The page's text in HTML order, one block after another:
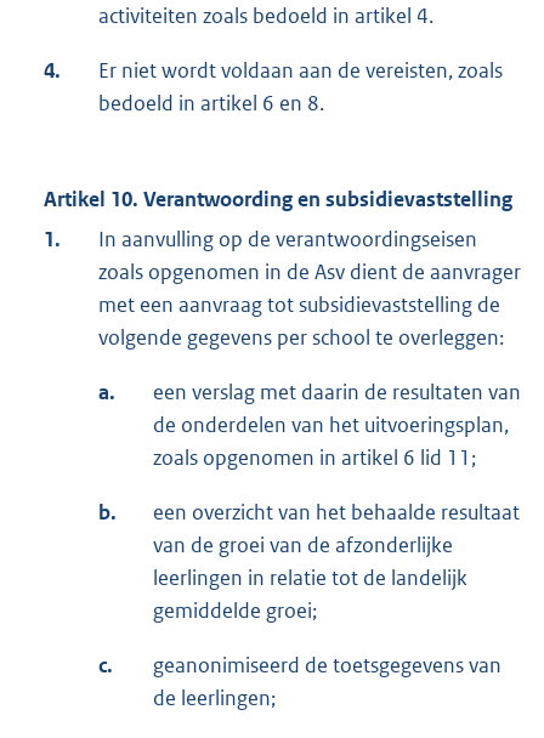
activiteiten zoals bedoeld in artikel 4.
4.
Er niet wordt voldaan aan de vereisten, zoals
bedoeld in artikel 6 en 8.
Artikel 10. Verantwoording en subsidievaststelling
1.
In aanvulling op de verantwoordingseisen
zoals opgenomen in de Asv dient de aanvrager
met een aanvraag tot subsidievaststelling de
volgende gegevens per school te overleggen:
a.
een verslag met daarin de resultaten van
de onderdelen van het uitvoeringsplan,
zoals opgenomen in artikel 6 lid 11;
b.
een overzicht van het behaalde resultaat
van de groei van de afzonderlijke
leerlingen in relatie tot de landelijk
gemiddelde groei;
c.
geanonimiseerd de toetsgegevens van
de leerlingen;